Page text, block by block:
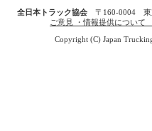
全日本トラック協会〒160-0004 東
ご意見 ・情報提供について
Copyright (C) Japan